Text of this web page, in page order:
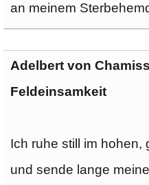
an meinem
Adelbert von
Feldeinsamkeit
Ich ruhe still im hohen,
und sende lange